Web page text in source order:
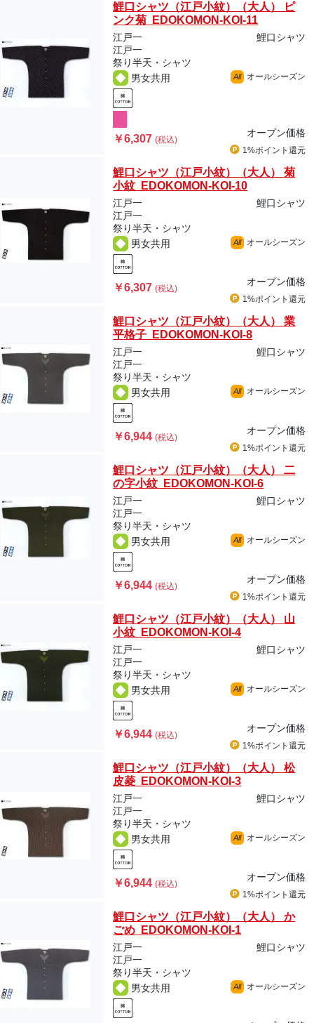
鯉口シャツ（江戸小紋）（大人） ピ
ンク菊 EDOKOMON-KOI-11
江戸一
鯉口シャツ
江戸一
祭り半天・シャツ
男女共用
All オールシーズン
￥6,307(税込)
オープン価格
1%ポイント 還元
鯉口シャツ（江戸小紋）（大人） 菊
小紋 EDOKOMON-KOI-10
江戸一
鯉口シャツ
江戸一
祭り半天・シャツ
男女共用
All オールシーズン
￥6,307(税込)
オープン価格
1%ポイント 還元
鯉口シャツ（江戸小紋）（大人） 業
平格子 EDOKOMON-KOI-8
江戸一
鯉口シャツ
江戸一
祭り半天・シャツ
男女共用
All オールシーズン
￥6,944(税込)
オープン価格
1%ポイント 還元
鯉口シャツ（江戸小紋）（大人） 二
の字小紋 EDOKOMON-KOI-6
江戸一
鯉口シャツ
江戸一
祭り半天・シャツ
男女共用
All オールシーズン
￥6,944(税込)
オープン価格
1%ポイント 還元
鯉口シャツ（江戸小紋）（大人） 山
小紋 EDOKOMON-KOI-4
江戸一
鯉口シャツ
江戸一
祭り半天・シャツ
男女共用
All オールシーズン
￥6,944(税込)
オープン価格
1%ポイント 還元
鯉口シャツ（江戸小紋）（大人） 松
皮菱 EDOKOMON-KOI-3
江戸一
鯉口シャツ
江戸一
祭り半天・シャツ
男女共用
All オールシーズン
￥6,944(税込)
オープン価格
1%ポイント 還元
鯉口シャツ（江戸小紋）（大人） か
ごめ EDOKOMON-KOI-1
江戸一
鯉口シャツ
江戸一
祭り半天・シャツ
男女共用
All オールシーズン